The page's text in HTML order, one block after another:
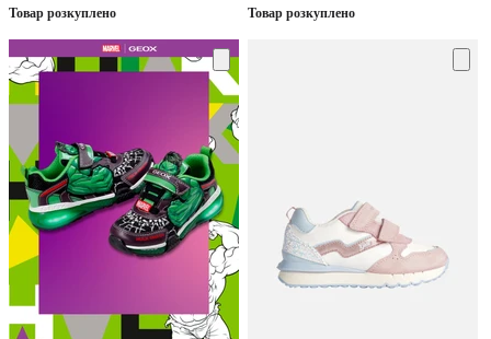
Товар розкуплено Товар розкуплено